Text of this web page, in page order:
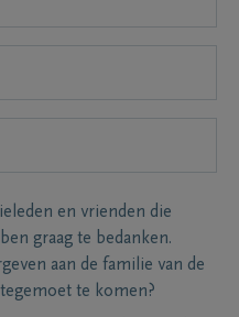
en vrienden die
graag te bedanken.
aan de familie van de
te komen?